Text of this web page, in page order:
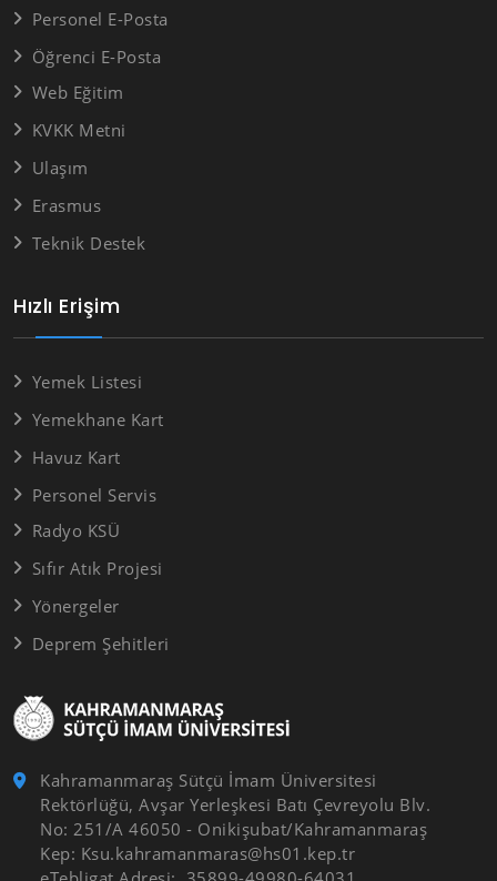
Kahramanmaraş Sütçü İmam Üniversitesi
Rektörlüğü, Avşar Yerleşkesi Batı Çevreyolu Blv.
No: 251/A 46050 - Onikişubat/Kahramanmaraş
Kep: Ksu.kahramanmaras@hs01.kep.tr
Hızlı Erişim
Yemek Listesi
Yemekhane Kart
Havuz Kart
Personel Servis
Radyo KSÜ
Sıfır Atık Projesi
Yönergeler
Deprem Şehitleri
Personel E-Posta
Öğrenci E-Posta
Web Eğitim
KVKK Metni
Ulaşım
Erasmus
Teknik Destek